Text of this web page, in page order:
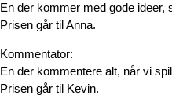
En der kommer med gode ideer,
Prisen går til Anna.
Kommentator:
En der kommentere alt, når vi
Prisen går til Kevin.